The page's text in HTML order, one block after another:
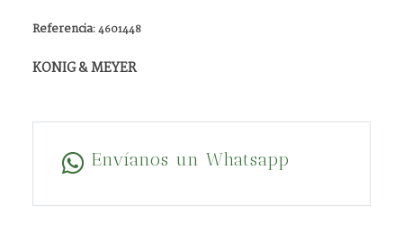
Referencia:4601448
KONIG & MEYER
Envíanos un Whatsapp